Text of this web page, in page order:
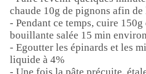
chaude 10g de pignons afin
- Pendant ce temps, cuire
bouillante salée 15 min environ
- Egoutter les épinards et les
liquide à 4%